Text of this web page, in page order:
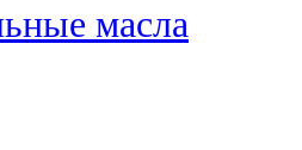
масла